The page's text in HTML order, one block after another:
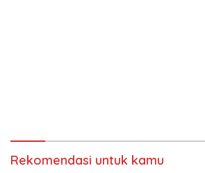
Rekomendasi untuk kamu